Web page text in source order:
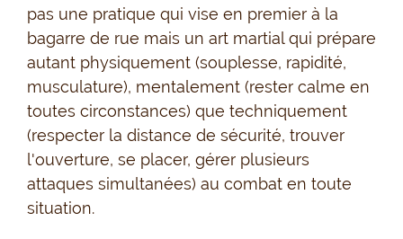
pas une pratique qui vise en premier à la
bagarre de rue mais un art martial qui prépare
autant physiquement (souplesse, rapidité,
musculature), mentalement (rester calme en
toutes circonstances) que techniquement
(respecter la distance de sécurité, trouver
l'ouverture, se placer, gérer plusieurs
attaques simultanées) au combat en toute
situation.